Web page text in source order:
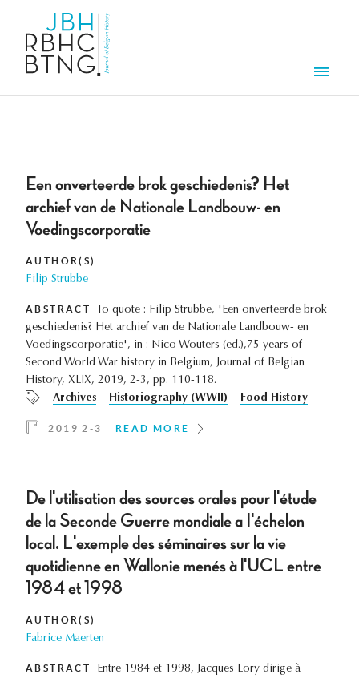
Een onverteerde brok geschiedenis? Het
archief van de Nationale Landbouw- en
Voedingscorporatie
AUTHOR(S)
Filip Strubbe
ABSTRACT
To quote : Filip Strubbe, 'Een onverteerde brok
geschiedenis? Het archief van de Nationale Landbouw- en
Voedingscorporatie', in : Nico Wouters (ed.),75 years of
Second World War history in Belgium, Journal of Belgian
History, XLIX, 2019, 2-3, pp. 110-118.
Archives
Historiography (WWII) Food History
2019 2-3 READ MORE
De l'utilisation des sources orales pour l'étude
de la Seconde Guerre mondiale a I'échelon
local. L'exemple des séminaires sur la vie
quotidienne en Wallonie menés à l'UCL entre
1984 et 1998
AUTHOR(S)
Fabrice Maerten
ABSTRACT
Entre 1984 et 1998, Jacques Lory dirige à